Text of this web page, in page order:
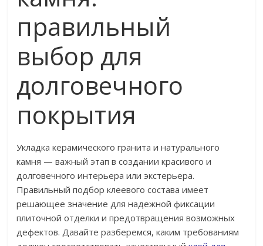
правильный
выбор для
долговечного
покрытия
Укладка керамического гранита и натурального
камня — важный этап в создании красивого и
долговечного интерьера или экстерьера.
Правильный подбор клеевого состава имеет
решающее значение для надежной фиксации
плиточной отделки и предотвращения возможных
дефектов. Давайте разберемся, каким требованиям